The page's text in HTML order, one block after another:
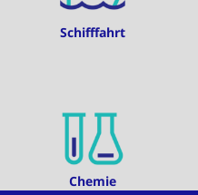
Schifffahrt
Chemie